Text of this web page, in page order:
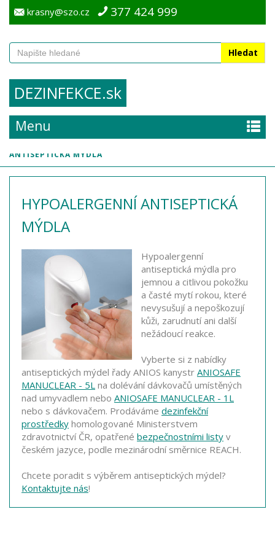
krasny@szo.cz 377 424 999
Hledat
DEZINFEKCE.sk
Menu
MÝDLA
ANTISEPTICKÁ MÝDLA
HYPOALERGENNÍ ANTISEPTICKÁ
MÝDLA
Hypoalergenní
antiseptická mýdla pro
jemnou a citlivou pokožku
a časté mytí rokou, které
nevysušují a nepoškozují
kůži, zarudnutí ani další
nežádoucí reakce.
Vyberte si z nabídky
antiseptických mýdel řady ANIOS kanystr ANIOSAFE
MANUCLEAR - 5L na dolévání dávkovačů umístěných
nad umyvadlem nebo ANIOSAFE MANUCLEAR - 1L
nebo s dávkovačem. Prodáváme dezinfekční
prostředky homologované Ministerstvem
zdravotnictví ČR, opatřené bezpečnostními listy v
českém jazyce, podle mezinárodní směrnice REACH.
Chcete poradit s výběrem antiseptických mýdel?
Kontaktujte nás!